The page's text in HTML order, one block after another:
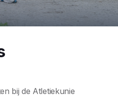
bij de Atletiekunie